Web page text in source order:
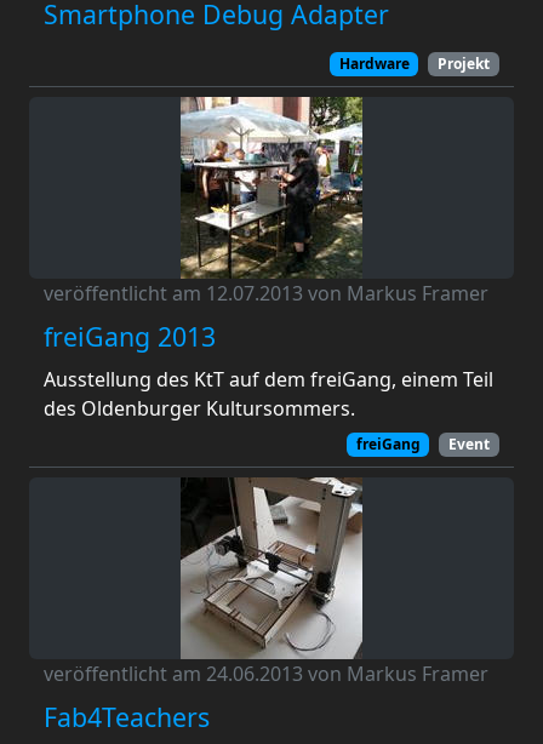
Smartphone Debug Adapter
Hardware Projekt
veröffentlicht am 12.07.2013 von Markus Framer
freiGang 2013
Ausstellung des KtT auf dem freiGang, einem Teil
des Oldenburger Kultursommers.
freiGang Event
veröffentlicht am 24.06.2013 von Markus Framer
Fab4Teachers